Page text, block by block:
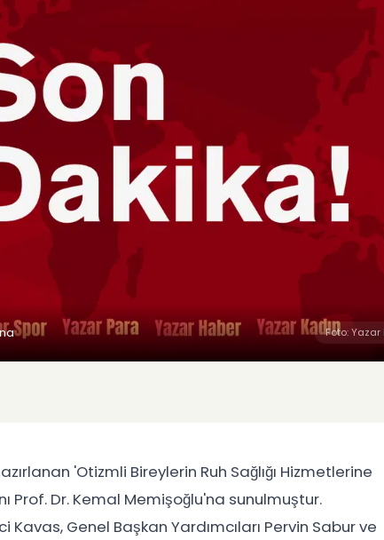
Foto:
'Otizmli Bireylerin Ruh Sağlığı Hizmetlerine
Prof. Dr. Kemal Memişoğlu'na sunulmuştur.
Genel Başkan Yardımcıları Pervin Sabur ve